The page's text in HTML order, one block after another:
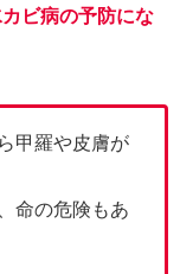
カビ病の予防にな
甲羅や皮膚が
命の危険もあ